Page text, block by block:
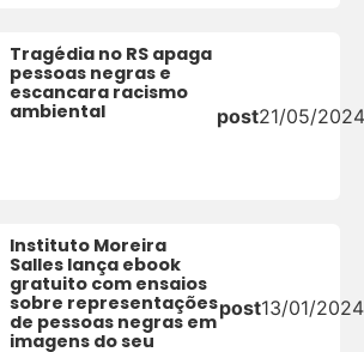
Tragédia no RS apaga
pessoas negras e
escancara racismo
ambiental
post21/05/
Instituto Moreira
Salles lança ebook
gratuito com ensaios
sobre representações
de pessoas negras em
imagens do seu
post13/01/2024